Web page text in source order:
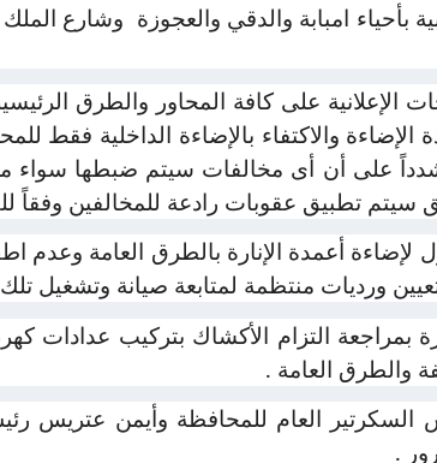
امبابة والدقي والعجوزة وشارع
الإعلانية على كافة المحاور والطرق
الإضاءة والاكتفاء بالإضاءة الداخلية فقط
على أن أى مخالفات سيتم ضبطها سواء
سيتم تطبيق عقوبات رادعة للمخالفين وفقاً
أعمدة الإنارة بالطرق العامة وعدم
ورديات منتظمة لمتابعة صيانة وتشغيل
التزام الأكشاك بتركيب عدادات
والطرق العامة .
السكرتير العام للمحافظة وأيمن عتريس
.